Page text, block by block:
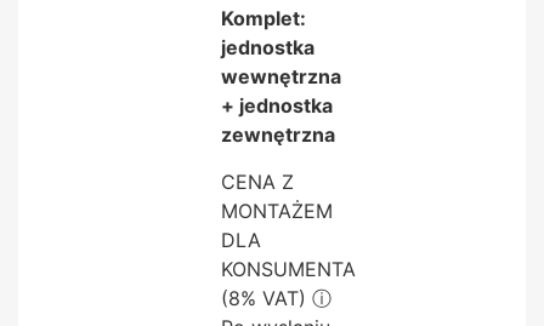
Komplet:
jednostka
wewnętrzna
+ jednostka
zewnętrzna
CENA Z
MONTAŻEM
DLA
KONSUMENTA
(8% VAT) ⓘ